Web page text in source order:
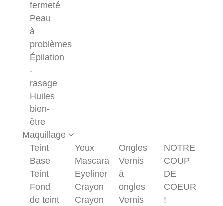
fermeté
Peau
à
problèmes
Épilation
-
rasage
Huiles
bien-
être
Maquillage
Teint
Base
Teint
Fond
de teint
Yeux
Mascara
Eyeliner
Crayon
Crayon
Ongles
Vernis
à
ongles
Vernis
NOTRE
COUP
DE
COEUR
!